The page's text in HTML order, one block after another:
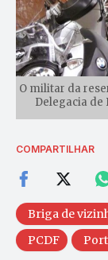
O militar da
Delegacia de
COMPARTILHAR
Briga de
PCDF